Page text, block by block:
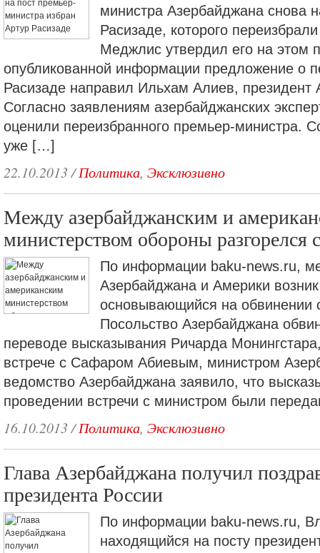
министра Азербайджана снова
Расизаде, которого
Меджлис утвердил его на этом
опубликованной информации предложение о
Расизаде направил Ильхам Алиев, президент
Согласно заявлениям азербайджанских
оценили переизбранного премьер-министра.
уже […]
22.10.2013 /Политика, Эксклюзивно
Между азербайджанским и
министерством обороны разгорелся
По информации baku-news.ru,
Азербайджана и Америки
основывающийся на
Посольство Азербайджана
переводе высказывания Ричарда
встрече с Сафаром Абиевым, министром
ведомство Азербайджана заявило, что
проведении встречи с министром были
16.10.2013 /Политика, Эксклюзивно
Глава Азербайджана получил
президента России
По информации baku-news.ru,
находящийся на посту